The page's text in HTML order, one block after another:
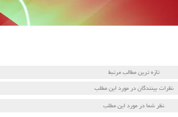
تازه ترین مطالب مرتبط
نظرات بینندگان در مورد این مطلب
نظر شما در مورد این مطلب